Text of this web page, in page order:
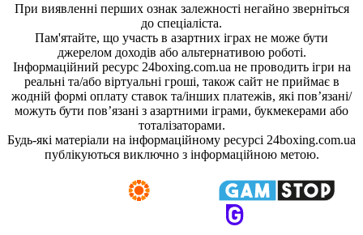
При виявленні перших ознак залежності негайно зверніться
до спеціаліста.
Пам'ятайте, що участь в азартних іграх не може бути
джерелом доходів або альтернативою роботі.
Інформаційний ресурс 24boxing.com.ua не проводить ігри на
реальні та/або віртуальні гроші, також сайт не приймає в
жодній формі оплату ставок та/інших платежів, які пов’язані/
можуть бути пов’язані з азартними іграми, букмекерами або
тоталізаторами.
Будь-які матеріали на інформаційному ресурсі 24boxing.com.ua
публікуються виключно з інформаційною метою.